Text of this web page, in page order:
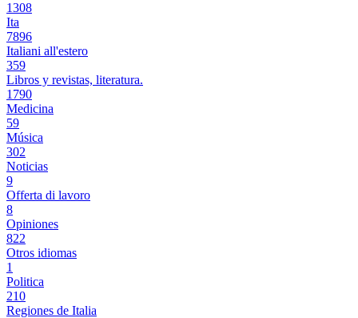
1308
Ita
7896
Italiani all'estero
359
Libros y revistas, literatura.
1790
Medicina
59
Música
302
Noticias
9
Offerta di lavoro
8
Opiniones
822
Otros idiomas
1
Politica
210
Regiones de Italia